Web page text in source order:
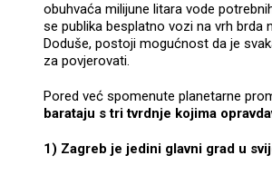
obuhvaća milijune litara vode
se publika besplatno vozi na vrh brda
Doduše, postoji mogućnost da je
za povjerovati.
Pored već spomenute planetarne
barataju s tri tvrdnje kojima
1) Zagreb je jedini glavni grad u